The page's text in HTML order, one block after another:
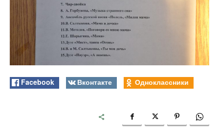
Facebook Вконтакте Одноклассники